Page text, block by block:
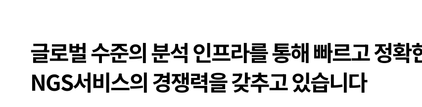
글로벌 수준의 분석 인프라를 통해 빠르고 정확
NGS서비스의 경쟁력을 갖추고 있습니다